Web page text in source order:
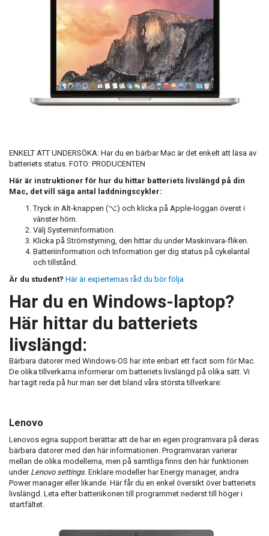
ENKELT ATT UNDERSÖKA: Har du en bärbar Mac är det enkelt att läsa av
batteriets status. FOTO: PRODUCENTEN
Här är instruktioner för hur du hittar batteriets livslängd på din
Mac, det vill säga antal laddningscykler:
Tryck in Alt-knappen (⌥) och klicka på Apple-loggan överst i
vänster hörn.
Välj Systeminformation.
Klicka på Strömstyrning, den hittar du under Maskinvara-fliken.
Batteriinformation och Information ger dig status på cykelantal
och tillstånd.
Är du student? Här är experternas råd du bör följa
Har du en Windows-laptop?
Här hittar du batteriets
livslängd:
Bärbara datorer med Windows-OS har inte enbart ett facit som för Mac.
De olika tillverkarna informerar om batteriets livslängd på olika sätt. Vi
har tagit reda på hur man ser det bland våra största tillverkare:
Lenovo
Lenovos egna support berättar att de har en egen programvara på deras
bärbara datorer med den här informationen. Programvaran varierar
mellan de olika modellerna, men på samtliga finns den här funktionen
under Lenovo settings. Enklare modeller har Energy manager, andra
Power manager eller likande. Här får du en enkel översikt över batteriets
livslängd. Leta efter batteriikonen till programmet nederst till höger i
startfältet.